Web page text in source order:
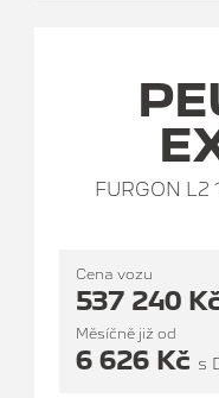
FURGON L2
Cena vozu
537 240
Měsíčně již od
6 626 Kč s